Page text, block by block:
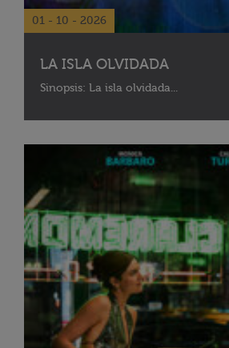
01 - 10 - 2026
LA ISLA OLVIDADA
Sinopsis: La isla olvidada...